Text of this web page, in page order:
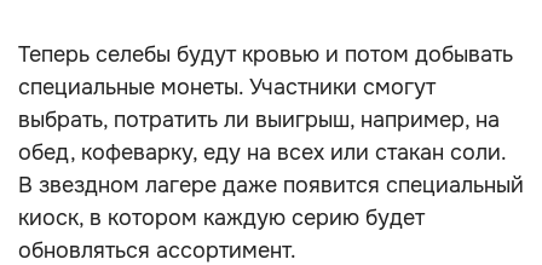
Теперь селебы будут кровью и потом добывать
специальные монеты. Участники смогут
выбрать, потратить ли выигрыш, например, на
обед, кофеварку, еду на всех или стакан соли.
В звездном лагере даже появится специальный
киоск, в котором каждую серию будет
обновляться ассортимент.